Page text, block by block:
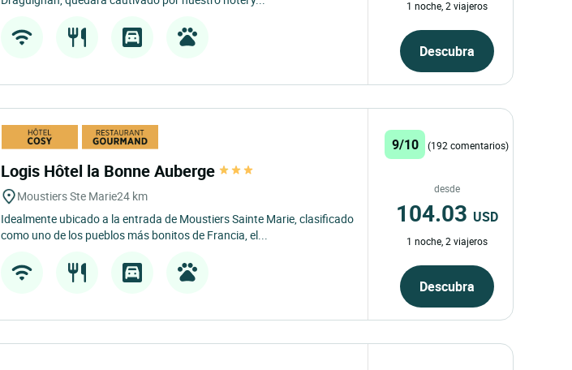
1 noche, 2 viajeros
Descubra
Logis Hôtel la Bonne Auberge
Moustiers Ste Marie24 km
Idealmente ubicado a la entrada de Moustiers Sainte Marie, clasificado
como uno de los pueblos más bonitos de Francia, el...
9/10 (192 comentarios)
desde
104.03 USD
1 noche, 2 viajeros
Descubra